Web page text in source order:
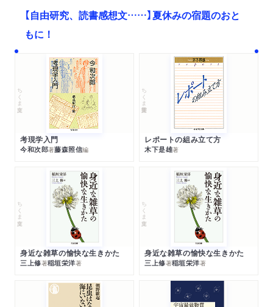
【自由研究、読書感想文……】夏休みの宿題のおと
もに！
ちくま文庫
考現学入門
今和次郎著藤森照信編
ちくま学芸文庫
レポートの組み立て方
木下是雄著
ちくま文庫
身近な雑草の愉快な生きかた
三上修著稲垣栄洋著
ちくま文庫
身近な雑草の愉快な生きかた
三上修著稲垣栄洋著